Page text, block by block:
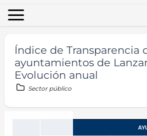
Índice de Transparencia
ayuntamientos de
Evolución anual
Sector público